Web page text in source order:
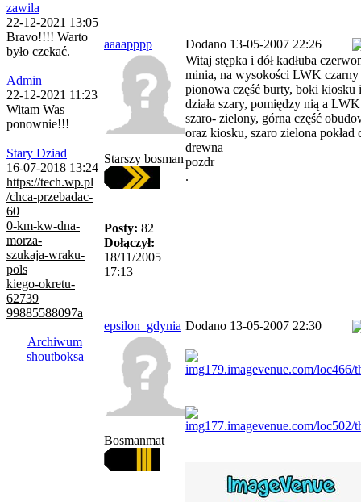
zawila
22-12-2021 13:05
Bravo!!!! Warto
było czekać.
Admin
22-12-2021 11:23
Witam Was
ponownie!!!
Stary Dziad
16-07-2018 13:24
https://tech.wp.pl
/chca-przebadac-
60
0-km-kw-dna-
morza-
szukaja-wraku-
pols
kiego-okretu-
62739
99885588097a
Archiwum
shoutboksa
aaaapppp Dodano 13-05-2007 22:26
Starszy bosman
Posty: 82
Dołączył:
18/11/2005
17:13
Witaj stępka i dół kadłuba
minia, na wysokości LWK czarny
pionowa część burty, boki kiosku
działa szary, pomiędzy nią a LWK
szaro- zielony, górna część
oraz kiosku, szaro zielona pokład
drewna
pozdr
.
epsilon_gdynia Dodano 13-05-2007 22:30
Bosmanmat